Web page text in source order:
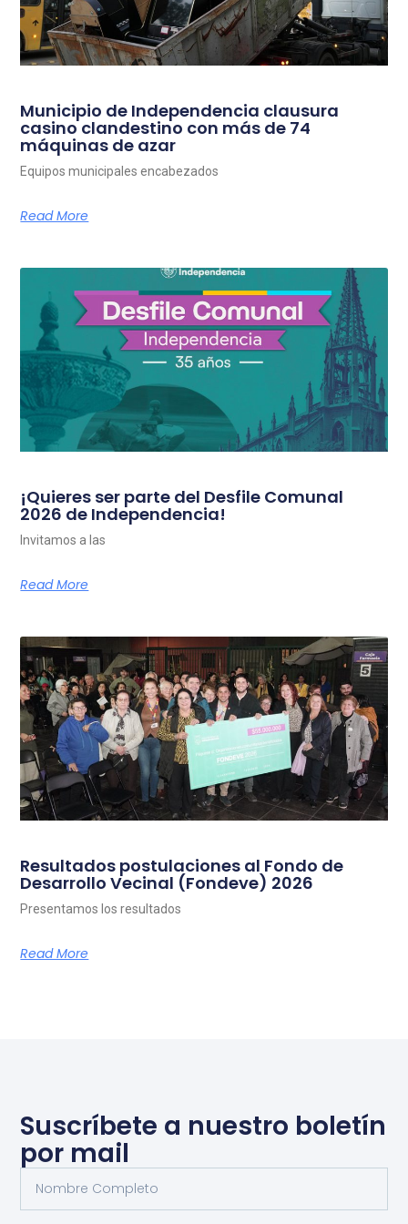
Municipio de Independencia clausura
casino clandestino con más de 74
máquinas de azar
Equipos municipales encabezados
Read More
¡Quieres ser parte del Desfile Comunal
2026 de Independencia!
Invitamos a las
Read More
Resultados postulaciones al Fondo de
Desarrollo Vecinal (Fondeve) 2026
Presentamos los resultados
Read More
Suscríbete a nuestro boletín
por mail